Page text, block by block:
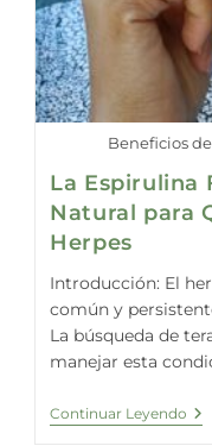
Beneficios
La Espirulina
Natural para
Herpes
Introducción: El
común y
La búsqueda de
manejar esta
Continuar Leyendo La